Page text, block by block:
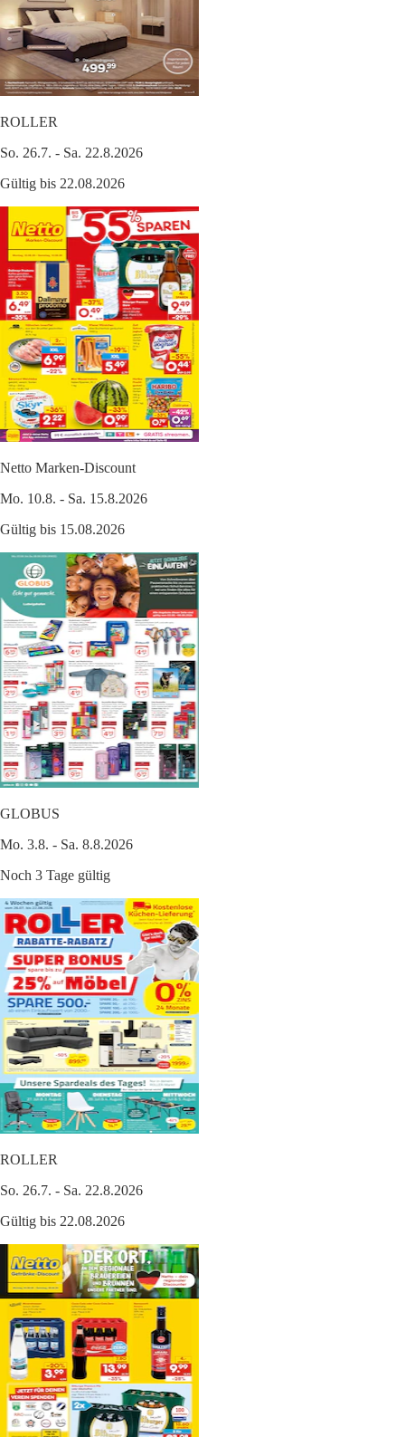
ROLLER
So. 26.7. - Sa. 22.8.2026
Gültig bis 22.08.2026
Netto Marken-Discount
Mo. 10.8. - Sa. 15.8.2026
Gültig bis 15.08.2026
GLOBUS
Mo. 3.8. - Sa. 8.8.2026
Noch 3 Tage gültig
ROLLER
So. 26.7. - Sa. 22.8.2026
Gültig bis 22.08.2026